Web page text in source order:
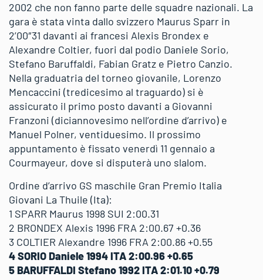
2002 che non fanno parte delle squadre nazionali. La
gara è stata vinta dallo svizzero Maurus Sparr in
2’00″31 davanti ai francesi Alexis Brondex e
Alexandre Coltier, fuori dal podio Daniele Sorio,
Stefano Baruffaldi, Fabian Gratz e Pietro Canzio.
Nella graduatria del torneo giovanile, Lorenzo
Mencaccini (tredicesimo al traguardo) si è
assicurato il primo posto davanti a Giovanni
Franzoni (diciannovesimo nell’ordine d’arrivo) e
Manuel Polner, ventiduesimo. Il prossimo
appuntamento è fissato venerdì 11 gennaio a
Courmayeur, dove si disputerà uno slalom.
Ordine d’arrivo GS maschile Gran Premio Italia
Giovani La Thuile (Ita):
1 SPARR Maurus 1998 SUI 2:00.31
2 BRONDEX Alexis 1996 FRA 2:00.67 +0.36
3 COLTIER Alexandre 1996 FRA 2:00.86 +0.55
4 SORIO Daniele 1994 ITA 2:00.96 +0.65
5 BARUFFALDI Stefano 1992 ITA 2:01.10 +0.79